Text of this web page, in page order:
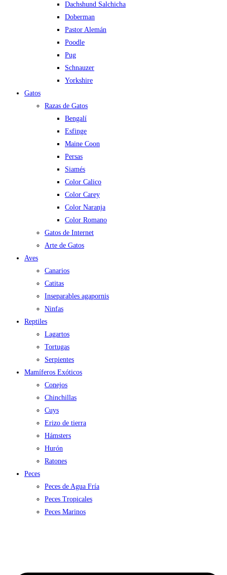
Dachshund Salchicha
Doberman
Pastor Alemán
Poodle
Pug
Schnauzer
Yorkshire
Gatos
Razas de Gatos
Bengalí
Esfinge
Maine Coon
Persas
Siamés
Color Calico
Color Carey
Color Naranja
Color Romano
Gatos de Internet
Arte de Gatos
Aves
Canarios
Catitas
Inseparables agapornis
Ninfas
Reptiles
Lagartos
Tortugas
Serpientes
Mamíferos Exóticos
Conejos
Chinchillas
Cuys
Erizo de tierra
Hámsters
Hurón
Ratones
Peces
Peces de Agua Fría
Peces Tropicales
Peces Marinos